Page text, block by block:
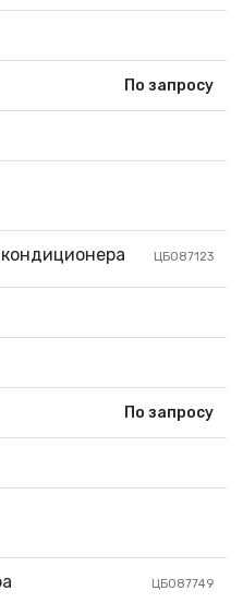
По запросу
ЦБ087123
По запросу
ЦБ087749